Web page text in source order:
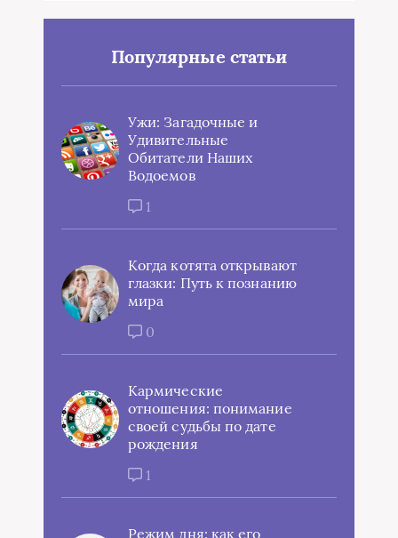
Популярные статьи
Ужи: Загадочные и
Удивительные
Обитатели Наших
Водоемов
1
Когда котята открывают
глазки: Путь к познанию
мира
0
Кармические
отношения: понимание
своей судьбы по дате
рождения
1
Режим дня: как его